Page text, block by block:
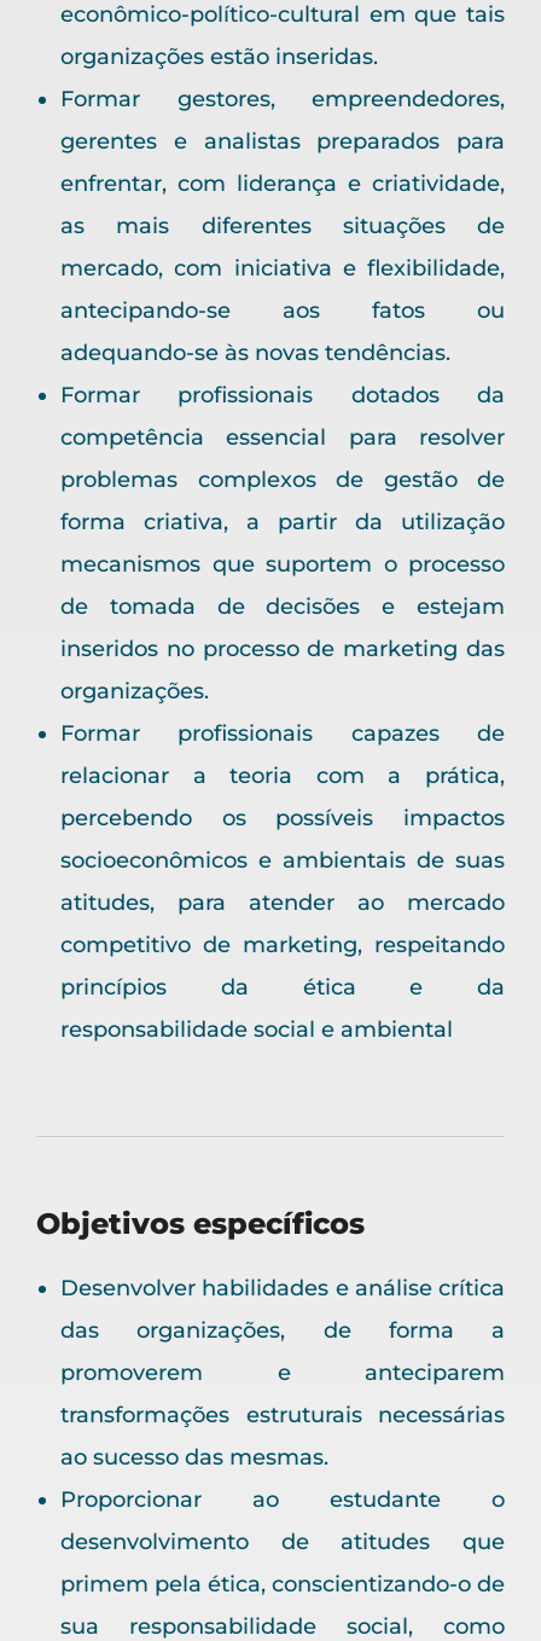
econômico-político-cultural em que tais
organizações estão inseridas.
Formar gestores, empreendedores,
gerentes e analistas preparados para
enfrentar, com liderança e criatividade,
as mais diferentes situações de
mercado, com iniciativa e flexibilidade,
antecipando-se aos fatos ou
adequando-se às novas tendências.
Formar profissionais dotados da
competência essencial para resolver
problemas complexos de gestão de
forma criativa, a partir da utilização
mecanismos que suportem o processo
de tomada de decisões e estejam
inseridos no processo de marketing das
organizações.
Formar profissionais capazes de
relacionar a teoria com a prática,
percebendo os possíveis impactos
socioeconômicos e ambientais de suas
atitudes, para atender ao mercado
competitivo de marketing, respeitando
princípios da ética e da
responsabilidade social e ambiental
Objetivos específicos
Desenvolver habilidades e análise crítica
das organizações, de forma a
promoverem e anteciparem
transformações estruturais necessárias
ao sucesso das mesmas.
Proporcionar ao estudante o
desenvolvimento de atitudes que
primem pela ética, conscientizando-o de
sua responsabilidade social, como